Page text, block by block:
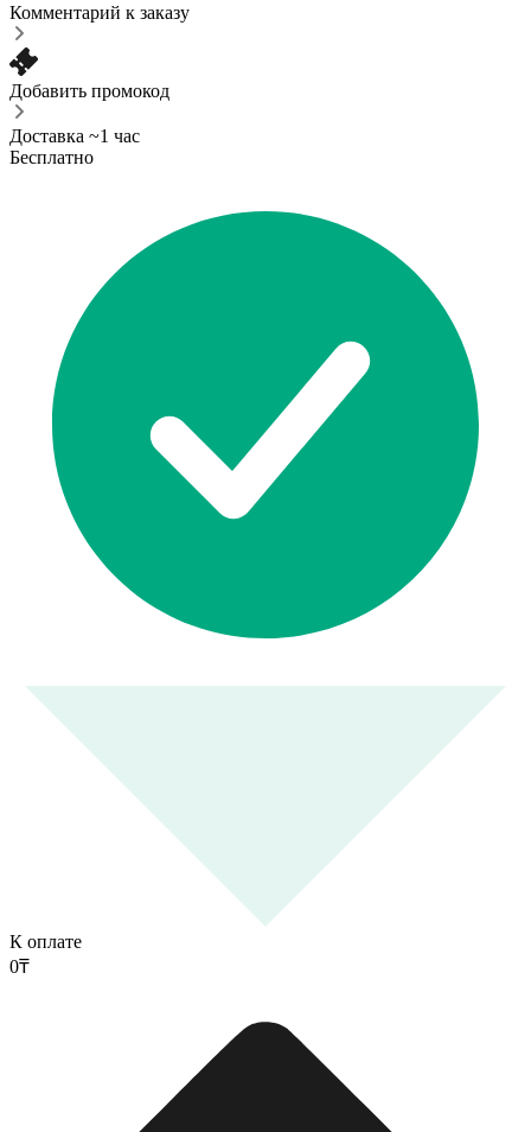
Комментарий к заказу
Добавить промокод
Доставка ~1 час
Бесплатно
К оплате
0₸